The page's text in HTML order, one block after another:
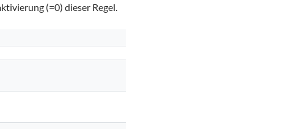
(=0) dieser Regel.